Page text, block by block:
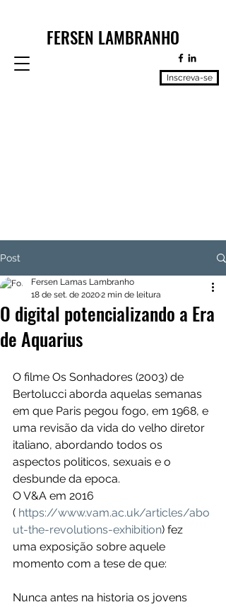
FERSEN LAMBRANHO
Inscreva-se
Post
O digital potencializando a Era
de Aquarius
Fersen Lamas Lambranho
18 de set. de 20202 min de leitura
O filme Os Sonhadores (2003) de
Bertolucci aborda aquelas semanas
em que Paris pegou fogo, em 1968, e
uma revisão da vida do velho diretor
italiano, abordando todos os
aspectos politicos, sexuais e o
desbunde da epoca.
O V&A em 2016
( https://www.vam.ac.uk/articles/abo
ut-the-revolutions-exhibition) fez
uma exposição sobre aquele
momento com a tese de que:
Nunca antes na historia os jovens